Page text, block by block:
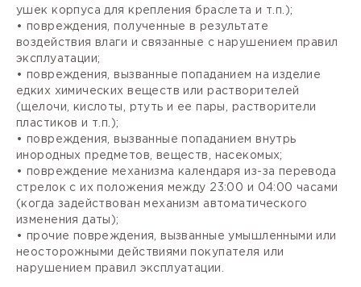
ушек корпуса для крепления браслета и т.п.);
• повреждения, полученные в результате
воздействия влаги и связанные с нарушением правил
эксплуатации;
• повреждения, вызванные попаданием на изделие
едких химических веществ или растворителей
(щелочи, кислоты, ртуть и ее пары, растворители
пластиков и т.п.);
• повреждения, вызванные попаданием внутрь
инородных предметов, веществ, насекомых;
• повреждение механизма календаря из-за перевода
стрелок с их положения между 23:00 и 04:00 часами
(когда задействован механизм автоматического
изменения даты);
• прочие повреждения, вызванные умышленными или
неосторожными действиями покупателя или
нарушением правил эксплуатации.